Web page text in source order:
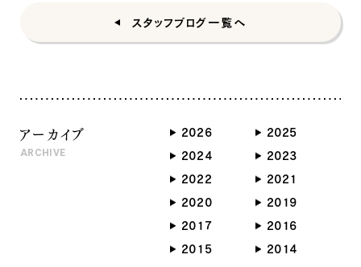
スタッフブログ一覧へ
アーカイブ
ARCHIVE
2026
2025
2024
2023
2022
2021
2020
2019
2017
2016
2015
2014